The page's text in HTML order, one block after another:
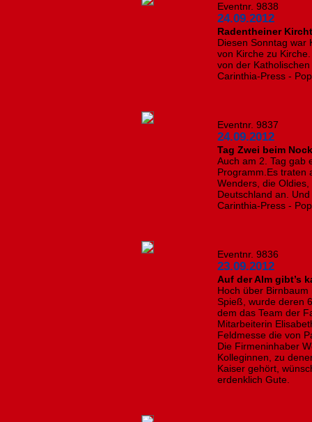
Eventnr. 9838
24.09.2012
Radentheiner
Diesen Sonntag war
von Kirche zu
von der
Carinthia-Press -
Eventnr. 9837
24.09.2012
Tag Zwei beim
Auch am 2. Tag gab
Programm.Es traten
Wenders, die
Deutschland an.
Carinthia-Press -
Eventnr. 9836
23.09.2012
Auf der Alm gibt’s
Hoch über
Spieß, wurde deren
dem das Team der
Mitarbeiterin
Feldmesse die von
Die Firmeninhaber
Kolleginnen, zu
Kaiser gehört,
erdenklich Gute.